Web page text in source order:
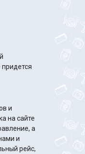
и
на сайте
а
и